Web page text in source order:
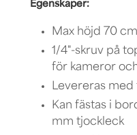
Egenskaper:
Max höjd 70 cm
1/4"-skruv på
för kameror
Levereras
Kan fästas i
mm tjockleck